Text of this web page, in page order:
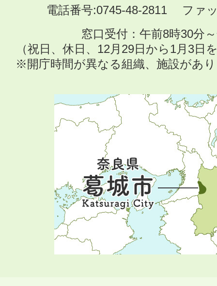
電話番号:0745-48-2811 ファ
窓口受付：午前8時30分
（祝日、休日、12月29日から1月3日
※開庁時間が異なる組織、施設があ